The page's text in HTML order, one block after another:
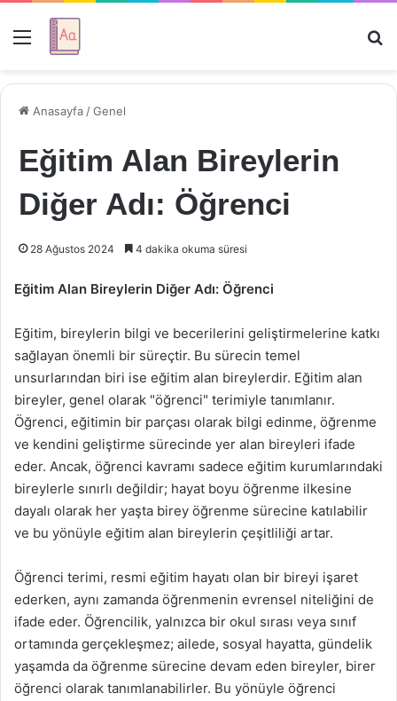
Menü
Anasayfa /Genel
Eğitim Alan Bireylerin
Diğer Adı: Öğrenci
28 Ağustos 2024 4 dakika okuma süresi
Eğitim Alan Bireylerin Diğer Adı: Öğrenci
Eğitim, bireylerin bilgi ve becerilerini geliştirmelerine katkı
sağlayan önemli bir süreçtir. Bu sürecin temel
unsurlarından biri ise eğitim alan bireylerdir. Eğitim alan
bireyler, genel olarak "öğrenci" terimiyle tanımlanır.
Öğrenci, eğitimin bir parçası olarak bilgi edinme, öğrenme
ve kendini geliştirme sürecinde yer alan bireyleri ifade
eder. Ancak, öğrenci kavramı sadece eğitim kurumlarındaki
bireylerle sınırlı değildir; hayat boyu öğrenme ilkesine
dayalı olarak her yaşta birey öğrenme sürecine katılabilir
ve bu yönüyle eğitim alan bireylerin çeşitliliği artar.
Öğrenci terimi, resmi eğitim hayatı olan bir bireyi işaret
ederken, aynı zamanda öğrenmenin evrensel niteliğini de
ifade eder. Öğrencilik, yalnızca bir okul sırası veya sınıf
ortamında gerçekleşmez; ailede, sosyal hayatta, gündelik
yaşamda da öğrenme sürecine devam eden bireyler, birer
öğrenci olarak tanımlanabilirler. Bu yönüyle öğrenci